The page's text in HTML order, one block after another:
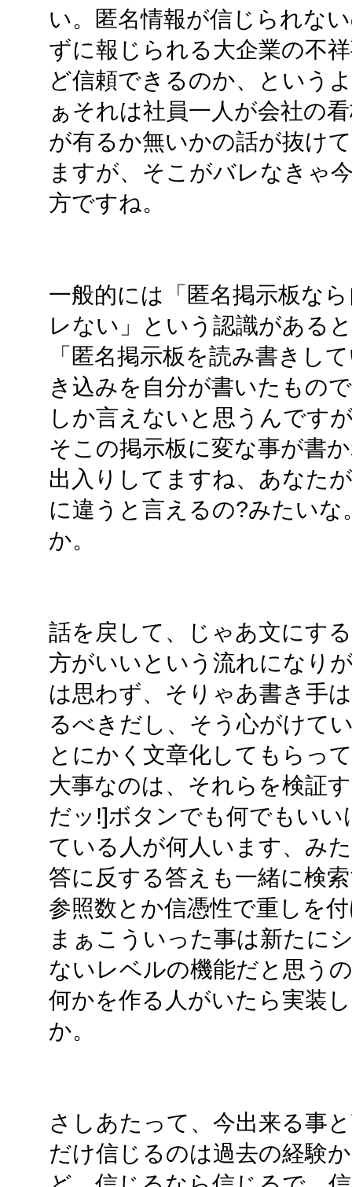
い。匿名情報が信じられな
ずに報じられる大企業の不
ど信頼できるのか、という
ぁそれは社員一人が会社の
が有るか無いかの話が抜け
ますが、そこがバレなきゃ
方ですね。
一般的には「匿名掲示板な
レない」という認識がある
「匿名掲示板を読み書きし
き込みを自分が書いたもの
しか言えないと思うんです
そこの掲示板に変な事が書
出入りしてますね、あなた
に違うと言えるの?みたい
か。
話を戻して、じゃあ文にす
方がいいという流れになり
は思わず、そりゃあ書き手
るべきだし、そう心がけて
とにかく文章化してもらっ
大事なのは、それらを検証
だッ!]ボタンでも何でもい
ている人が何人います、み
答に反する答えも一緒に検
参照数とか信憑性で重しを
まぁこういった事は新たに
ないレベルの機能だと思う
何かを作る人がいたら実装
か。
さしあたって、今出来る事
だけ信じるのは過去の経験